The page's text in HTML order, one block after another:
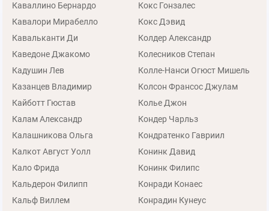
Каваллино Бернардо
Кавалори Мирабелло
Кавальканти Ди
Каведоне Джакомо
Кадушин Лев
Казанцев Владимир
Кайботт Гюстав
Калам Александр
Калашникова Ольга
Калкот Август Уолл
Кало Фрида
Кальдерон Филипп
Кальф Виллем
Кокс Гонзалес
Кокс Дэвид
Колдер Александр
Колесников Степан
Колле-Нанси Огюст Мишель
Колсон Франсос Джулам
Колье Джон
Кондер Чарльз
Кондратенко Гавриил
Конинк Давид
Конинк Филипс
Конради Конаес
Конрадин Кунеус